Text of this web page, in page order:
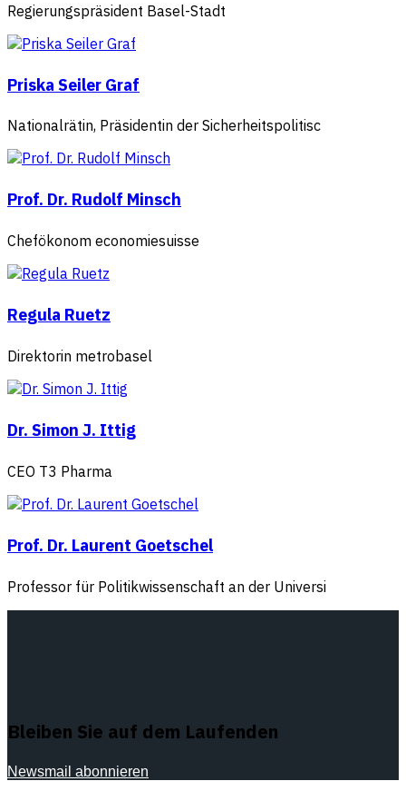
Regierungspräsident Basel-Stadt
Priska Seiler Graf
Nationalrätin, Präsidentin der Sicherheitspolitisc
Prof. Dr. Rudolf Minsch
Chefökonom economiesuisse
Regula Ruetz
Direktorin metrobasel
Dr. Simon J. Ittig
CEO T3 Pharma
Prof. Dr. Laurent Goetschel
Professor für Politikwissenschaft an der Universi
Bleiben Sie auf dem Laufenden
Newsmail abonnieren